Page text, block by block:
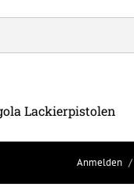
Lackierpistolen
Anmelden